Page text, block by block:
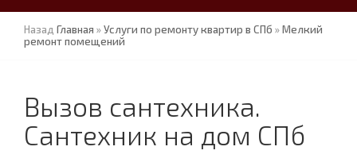
Назад Главная »Услуги по ремонту квартир в СПб »Мелкий
ремонт помещений
Вызов сантехника.
Сантехник на дом СПб